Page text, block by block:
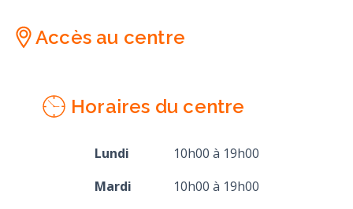
Accès au centre
Horaires du centre
Lundi
10h00 à 19h00
Mardi
10h00 à 19h00